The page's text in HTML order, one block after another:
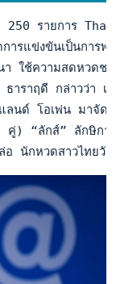
รายการ
รแข่งขันเป็นการ
ใช้ความสดหวดช
าราฤดี กล่าวว่า
นด์ โอเพ่น มาจัด
) “ลักส์” ลักษิกา
นักหวดสาวไทยวั